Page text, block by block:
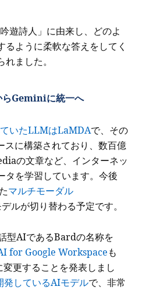
遊詩人」に由来し、どのよ
るように柔軟な答えをしてく
ました。
Geminiに統一へ
いたLLMはLaMDAで、その
に構築されており、数百億
の文章など、インターネッ
タを学習しています。今後
マルチモーダル
ルが切り替わる予定です。
型AIであるBardの名称を
for Google Workspaceも
更することを発表しまし
しているAIモデルで、非常